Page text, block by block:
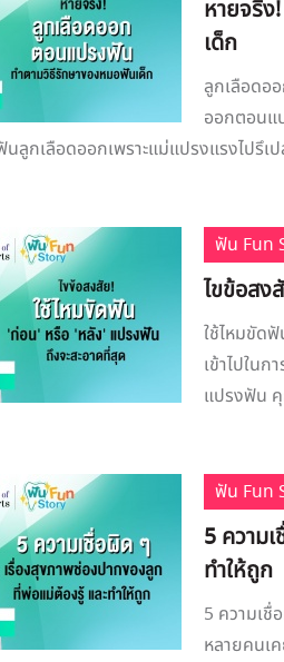
หายจริ
เด็ก
ลูกเลือดอ
ออกตอนแ
ลูกเลือดออกเพราะแม่แปรงแรงไปรึเป
ฟัน Fun
ไขข้อสง
ใช้ไหมขัด
เข้าไปใน
แปรงฟัน
ฟัน Fun
5 ความ
ทำให้ถูก
5 ความเ
หลายคนเ